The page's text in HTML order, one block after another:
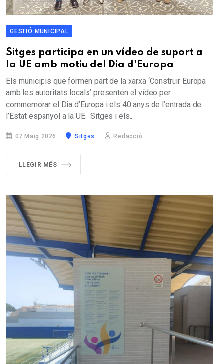
GESTIÓ MUNICIPAL
Sitges participa en un vídeo de suport a
la UE amb motiu del Dia d'Europa
Els municipis que formen part de la xarxa ‘Construir Europa
amb les autoritats locals’ presenten el vídeo per
commemorar el Dia d’Europa i els 40 anys de l’entrada de
l’Estat espanyol a la UE. Sitges i els...
07 Maig 2026 Sitges Redacció
LLEGIR MÉS